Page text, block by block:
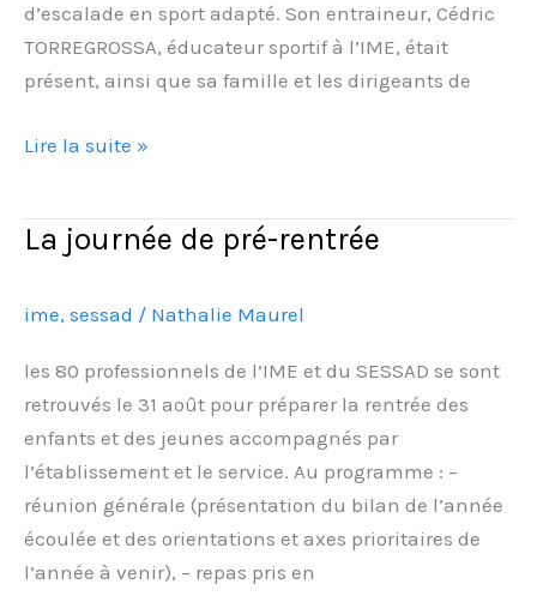
d’escalade en sport adapté. Son entraineur, Cédric
TORREGROSSA, éducateur sportif à l’IME, était
présent, ainsi que sa famille et les dirigeants de
Lire la suite »
La journée de pré-rentrée
ime, sessad / Nathalie Maurel
les 80 professionnels de l’IME et du SESSAD se sont
retrouvés le 31 août pour préparer la rentrée des
enfants et des jeunes accompagnés par
l’établissement et le service. Au programme : –
réunion générale (présentation du bilan de l’année
écoulée et des orientations et axes prioritaires de
l’année à venir), – repas pris en
La
de
rentrée